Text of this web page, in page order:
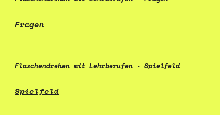
Fragen
Flaschendrehen mit Lehrberufen - Spielfeld
Spielfeld